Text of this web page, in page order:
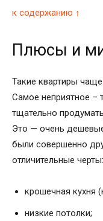
к содержанию ↑
Плюсы и
Такие квартиры
Самое неприятное –
тщательно
Это — очень
были совершенно
отличительные черты:
крошечная кухня
низкие потолки;